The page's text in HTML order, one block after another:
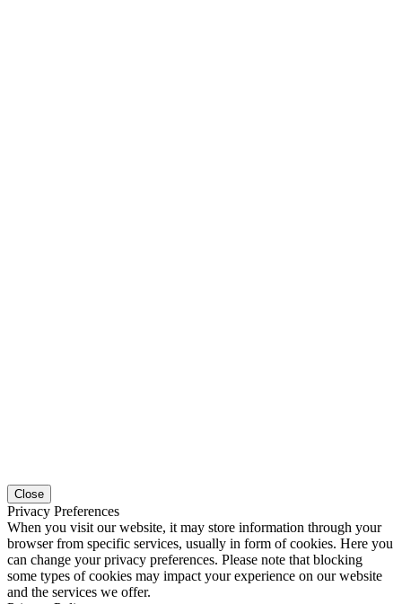
Close
Privacy Preferences
When you visit our website, it may store information through your
browser from specific services, usually in form of cookies. Here you
can change your privacy preferences. Please note that blocking
some types of cookies may impact your experience on our website
and the services we offer.